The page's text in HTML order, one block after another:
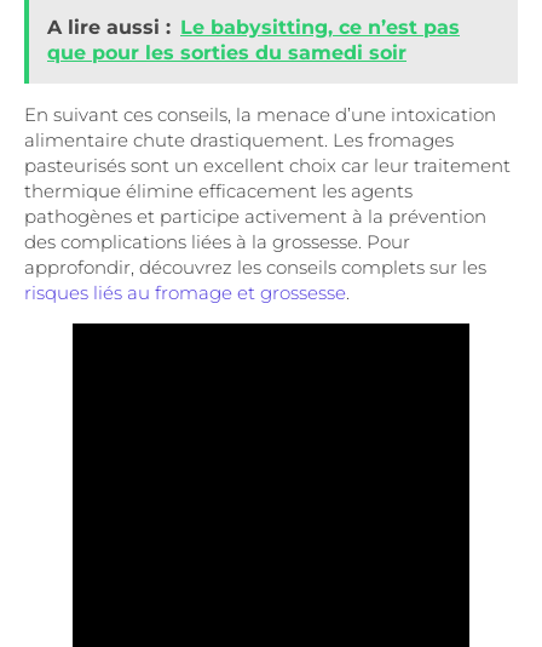
A lire aussi : Le babysitting, ce n’est pas
que pour les sorties du samedi soir
En suivant ces conseils, la menace d’une intoxication
alimentaire chute drastiquement. Les fromages
pasteurisés sont un excellent choix car leur traitement
thermique élimine efficacement les agents
pathogènes et participe activement à la prévention
des complications liées à la grossesse. Pour
approfondir, découvrez les conseils complets sur les
risques liés au fromage et grossesse.